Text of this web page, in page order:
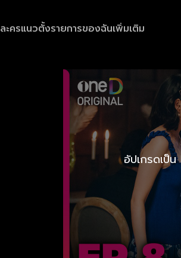
ละครแนวตั้งรายการของฉันเพิ่มเติม
อัปเกรดเป็